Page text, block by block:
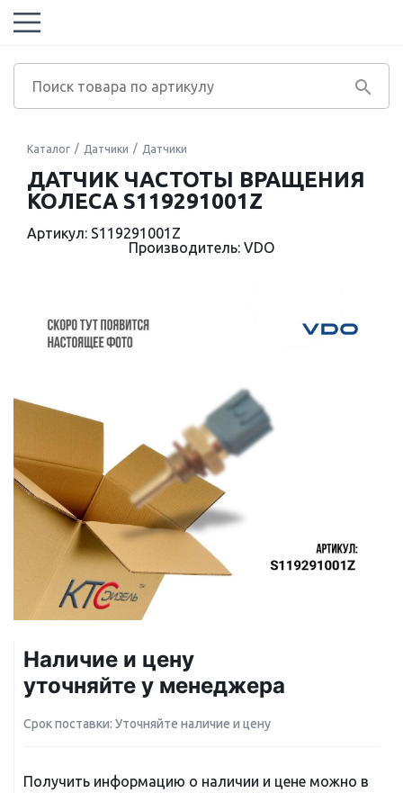
Каталог Датчики Датчики
ДАТЧИК ЧАСТОТЫ ВРАЩЕНИЯ
КОЛЕСА S119291001Z
Артикул: S119291001Z
Производитель: VDO
Наличие и цену
уточняйте у менеджера
Срок поставки: Уточняйте наличие и цену
Получить информацию о наличии и цене можно в